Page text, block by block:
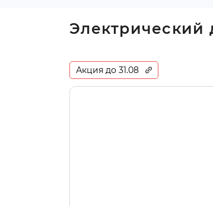
Мойки и смесители
Бокалы и посуда
Электрический
Акция до 31.08